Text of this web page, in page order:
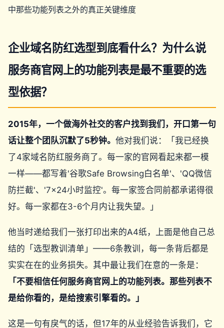
中那些功能列表之外的真正关键维度
企业域名防红选型到底看什么？为什么说
服务商官网上的功能列表是最不重要的选
型依据？
2015年，一个做海外社交的客户找到我们，开口第一句
话让整个团队沉默了5秒钟。 他对我们说：「我已经换
了4家域名防红服务商了。每一家的官网看起来都一模
一样——都写着'谷歌Safe Browsing白名单'、'QQ微信
防拦截'、'7×24小时监控'。每一家签合同前都承诺得很
好。每一家都在3-6个月内让我失望。」
他当时递给我们一张打印出来的A4纸，上面是他自己总
结的「选型教训清单」——6条教训，每一条背后都是
实实在在的业务损失。其中最让我们在意的一条是：
「不要相信任何服务商官网上的功能列表。那些列表不
是给你看的，是给搜索引擎看的。」
这是一句有戾气的话，但17年的从业经验告诉我们，它